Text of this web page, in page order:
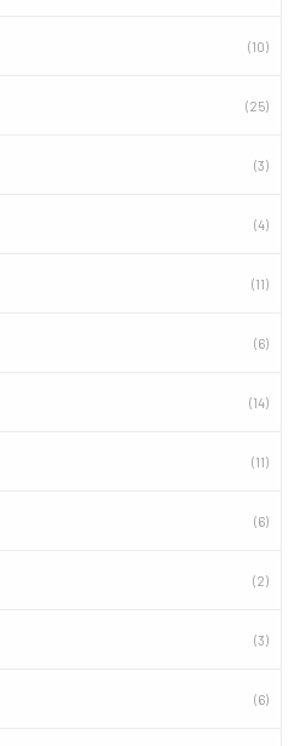
(10)
(25)
(3)
(4)
(11)
(6)
(14)
(11)
(6)
(2)
(3)
(6)